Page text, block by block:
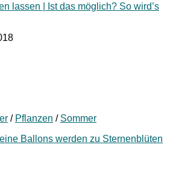
lassen | Ist das möglich? So wird’s
/ Pflanzen / Sommer
Ballons werden zu Sternenblüten